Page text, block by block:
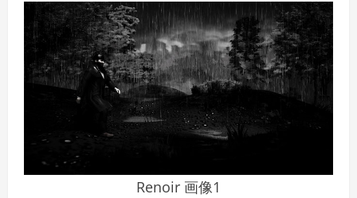
Renoir 画像1